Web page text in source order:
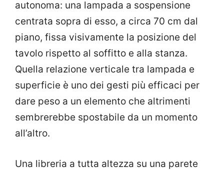
autonoma: una lampada a sospensione
centrata sopra di esso, a circa 70 cm dal
piano, fissa visivamente la posizione del
tavolo rispetto al soffitto e alla stanza.
Quella relazione verticale tra lampada e
superficie è uno dei gesti più efficaci per
dare peso a un elemento che altrimenti
sembrerebbe spostabile da un momento
all’altro.
Una libreria a tutta altezza su una parete